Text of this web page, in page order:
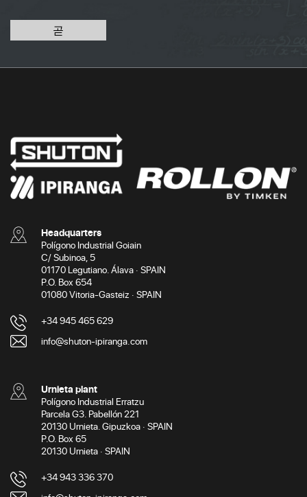
곧
Headquarters
Polígono Industrial Goiain
C/ Subinoa, 5
01170 Legutiano. Álava · SPAIN
P.O. Box 654
01080 Vitoria-Gasteiz · SPAIN
+34 945 465 629
info@shuton-ipiranga.com
Urnieta plant
Polígono Industrial Erratzu
Parcela G3. Pabellón 221
20130 Urnieta. Gipuzkoa · SPAIN
P.O. Box 65
20130 Urnieta · SPAIN
+34 943 336 370